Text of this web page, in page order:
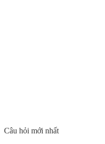
Câu hỏi mới nhất